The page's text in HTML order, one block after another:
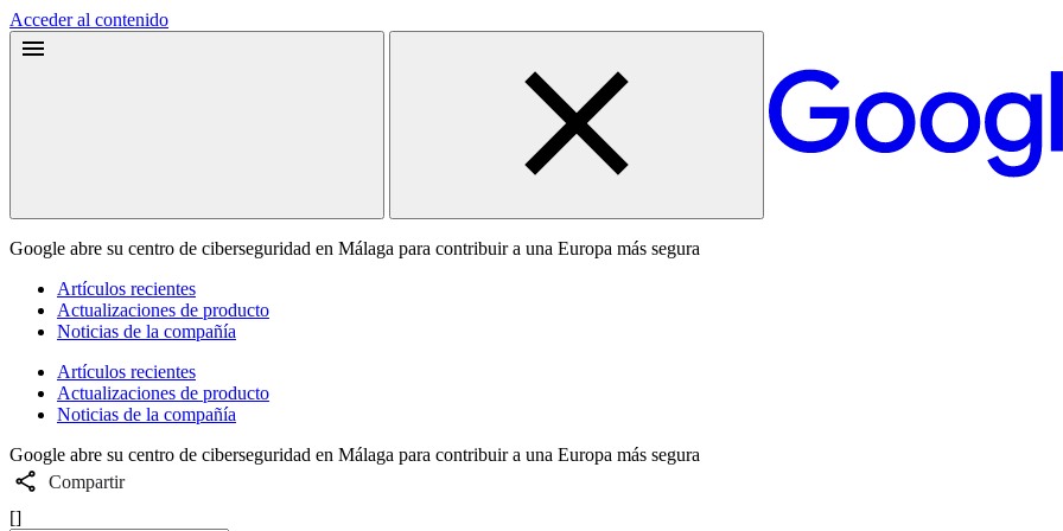
Acceder al contenido
Google abre su centro de ciberseguridad en Málaga para contribuir a una Europa más segura
Artículos recientes
Actualizaciones de producto
Noticias de la compañía
Artículos recientes
Actualizaciones de producto
Noticias de la compañía
Google abre su centro de ciberseguridad en Málaga para contribuir a una Europa más segura
Compartir
[]